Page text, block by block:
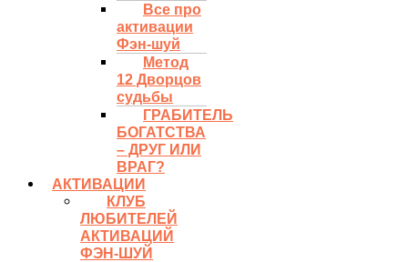
Все про
активации
Фэн-шуй
Метод
12 Дворцов
судьбы
ГРАБИТЕЛЬ
БОГАТСТВА
– ДРУГ ИЛИ
ВРАГ?
АКТИВАЦИИ
КЛУБ
ЛЮБИТЕЛЕЙ
АКТИВАЦИЙ
ФЭН-ШУЙ